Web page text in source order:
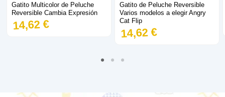
Gatito Multicolor de Peluche
Reversible Cambia Expresión
14,62 €
Gatito de Peluche Reversible
Varios modelos a elegir Angry
Cat Flip
14,62 €